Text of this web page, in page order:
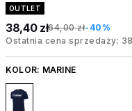
OUTLET
38,40 zł64,00 zł-40%
Ostatnia cena sprzedaży:
KOLOR: MARINE